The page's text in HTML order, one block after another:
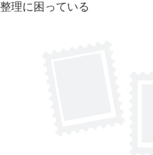
整理に困っている